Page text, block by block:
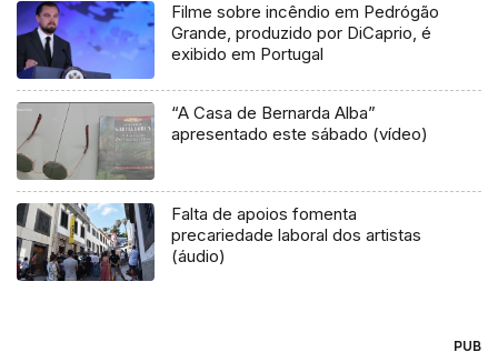
Filme sobre incêndio em Pedrógão
Grande, produzido por DiCaprio, é
exibido em Portugal
“A Casa de Bernarda Alba”
apresentado este sábado (vídeo)
Falta de apoios fomenta
precariedade laboral dos artistas
(áudio)
PUB